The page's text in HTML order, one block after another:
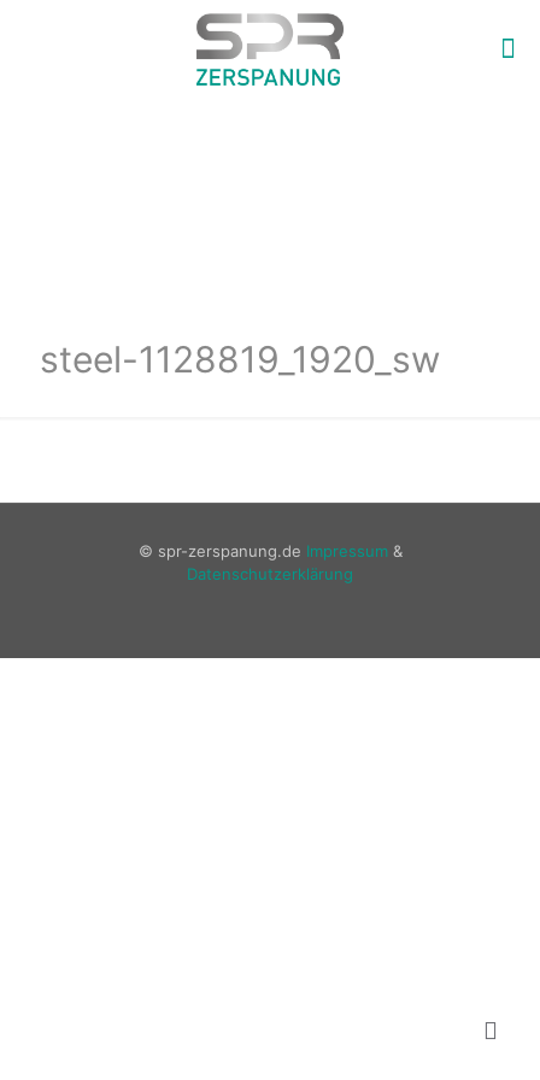
steel-1128819_1920_sw
© spr-zerspanung.de Impressum&
Datenschutzerklärung